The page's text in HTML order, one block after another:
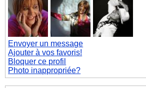
Envoyer un message
Ajouter à vos favoris!
Bloquer ce profil
Photo inappropriée?